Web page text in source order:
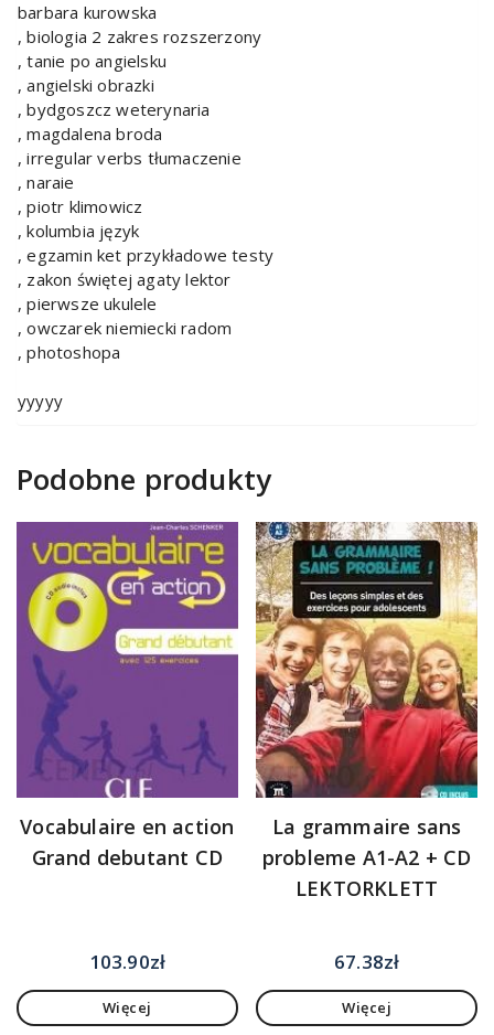
barbara kurowska
, biologia 2 zakres rozszerzony
, tanie po angielsku
, angielski obrazki
, bydgoszcz weterynaria
, magdalena broda
, irregular verbs tłumaczenie
, naraie
, piotr klimowicz
, kolumbia język
, egzamin ket przykładowe testy
, zakon świętej agaty lektor
, pierwsze ukulele
, owczarek niemiecki radom
, photoshopa
yyyyy
Podobne produkty
Vocabulaire en action
Grand debutant CD
103.90zł
Więcej
La grammaire sans
probleme A1-A2 + CD
LEKTORKLETT
67.38zł
Więcej